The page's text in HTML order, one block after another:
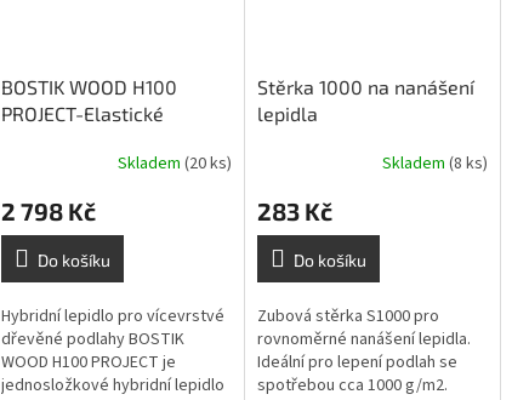
BOSTIK WOOD H100
PROJECT-Elastické
vícevrstvé parkety- 17 kg
Skladem (20 ks)
2 798 Kč
Do košíku
Hybridní lepidlo pro vícevrstvé
dřevěné podlahy BOSTIK
WOOD H100 PROJECT je
jednosložkové hybridní lepidlo
Stěrka 1000 na nanášení
lepidla
Skladem (8 ks)
283 Kč
Do košíku
Zubová stěrka S1000 pro
rovnoměrné nanášení lepidla.
Ideální pro lepení podlah se
spotřebou cca 1000 g/m2.